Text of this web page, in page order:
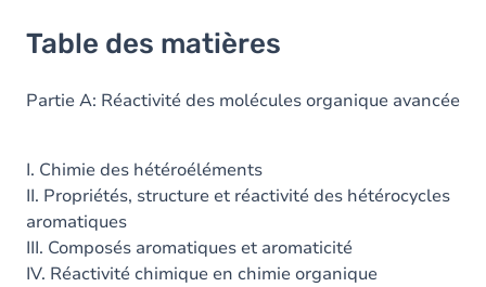
Table des matières
Partie A: Réactivité des molécules organique avancée
I. Chimie des hétéroéléments
II. Propriétés, structure et réactivité des hétérocycles
aromatiques
III. Composés aromatiques et aromaticité
IV. Réactivité chimique en chimie organique